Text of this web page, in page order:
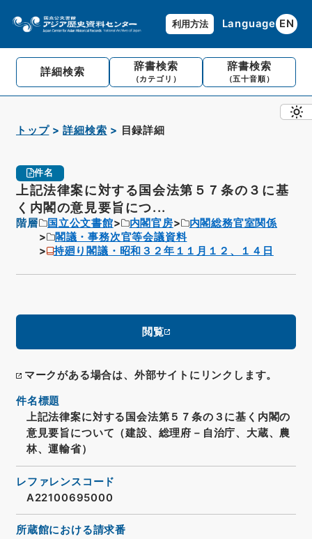
利用方法 Language EN
詳細検索 辞書検索
（カテゴリ）
辞書検索
（五十音順）
トップ 詳細検索 目録詳細
件名
上記法律案に対する国会法第５７条の３に基
く内閣の意見要旨につ...
階層 国立公文書館 内閣官房
内閣総務官室関係
閣議・事務次官等会議資料
持廻り閣議・昭和３２年１１月１２、１４日
閲覧
マークがある場合は、外部サイトにリンクします。
件名標題
上記法律案に対する国会法第５７条の３に基く内閣の
意見要旨について（建設、総理府－自治庁、大蔵、農
林、運輸省）
レファレンスコード
A22100695000
所蔵館における請求番